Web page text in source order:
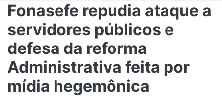
Fonasefe repudia ataque a
servidores públicos e
defesa da reforma
Administrativa feita por
mídia hegemônica